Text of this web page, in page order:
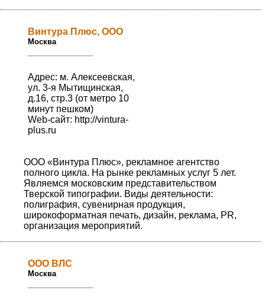
Винтура Плюс, ООО
Москва
Адрес: м. Алексеевская,
ул. 3-я Мытищинская,
д.16, стр.3 (от метро 10
минут пешком)
Web-сайт: http://vintura-
plus.ru
ООО «Винтура Плюс», рекламное агентство
полного цикла. На рынке рекламных услуг 5 лет.
Являемся московским представительством
Тверской типографии. Виды деятельности:
полиграфия, сувенирная продукция,
широкоформатная печать, дизайн, реклама, PR,
организация мероприятий.
ООО ВЛС
Москва